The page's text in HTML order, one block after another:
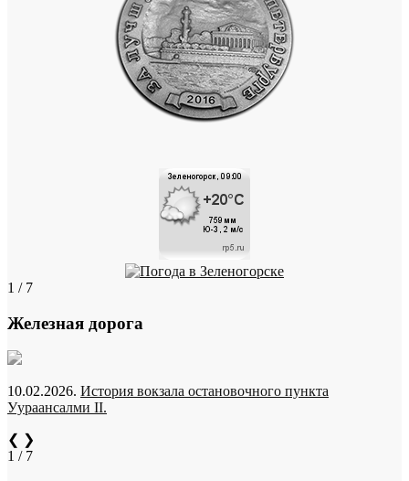
1 / 7
Железная дорога
10.02.2026. История вокзала остановочного пункта
Уураансалми II.
❮ ❯
1 / 7